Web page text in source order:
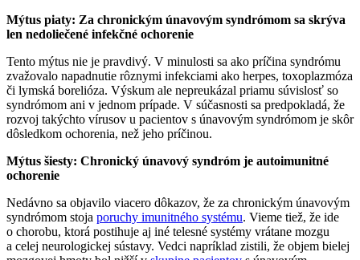
Mýtus piaty: Za chronickým únavovým syndrómom sa skrýva
len nedoliečené infekčné ochorenie
Tento mýtus nie je pravdivý. V minulosti sa ako príčina syndrómu
zvažovalo napadnutie rôznymi infekciami ako herpes, toxoplazmóza
či lymská borelióza. Výskum ale nepreukázal priamu súvislosť so
syndrómom ani v jednom prípade. V súčasnosti sa predpokladá, že
rozvoj takýchto vírusov u pacientov s únavovým syndrómom je skôr
dôsledkom ochorenia, než jeho príčinou.
Mýtus šiesty: Chronický únavový syndróm je autoimunitné
ochorenie
Nedávno sa objavilo viacero dôkazov, že za chronickým únavovým
syndrómom stoja poruchy imunitného systému. Vieme tiež, že ide
o chorobu, ktorá postihuje aj iné telesné systémy vrátane mozgu
a celej neurologickej sústavy. Vedci napríklad zistili, že objem bielej